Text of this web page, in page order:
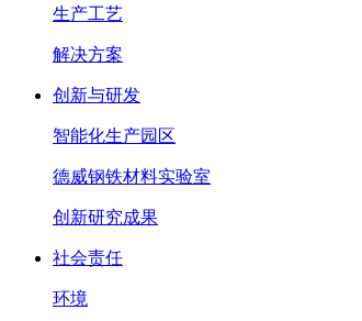
生产工艺
解决方案
创新与研发
智能化生产园区
德威钢铁材料实验室
创新研究成果
社会责任
环境